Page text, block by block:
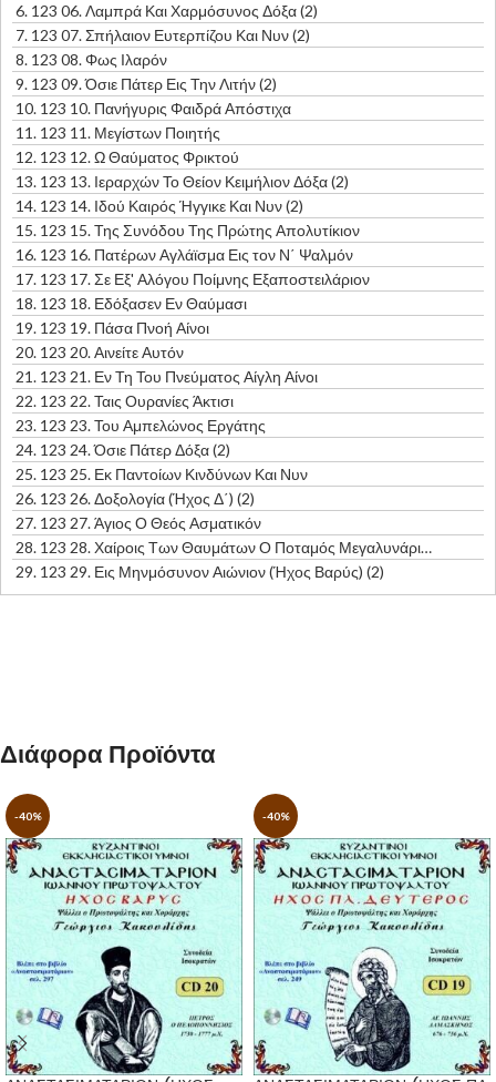
6. 123 06. Λαμπρά Και Χαρμόσυνος Δόξα (2)
7. 123 07. Σπήλαιον Ευτερπίζου Και Νυν (2)
8. 123 08. Φως Ιλαρόν
9. 123 09. Όσιε Πάτερ Εις Την Λιτήν (2)
10. 123 10. Πανήγυρις Φαιδρά Απόστιχα
11. 123 11. Μεγίστων Ποιητής
12. 123 12. Ω Θαύματος Φρικτού
13. 123 13. Ιεραρχών Το Θείον Κειμήλιον Δόξα (2)
14. 123 14. Ιδού Καιρός Ήγγικε Και Νυν (2)
15. 123 15. Της Συνόδου Της Πρώτης Απολυτίκιον
16. 123 16. Πατέρων Αγλάϊσμα Εις τον Ν΄ Ψαλμόν
17. 123 17. Σε Εξ' Αλόγου Ποίμνης Εξαποστειλάριον
18. 123 18. Εδόξασεν Εν Θαύμασι
19. 123 19. Πάσα Πνοή Αίνοι
20. 123 20. Αινείτε Αυτόν
21. 123 21. Εν Τη Του Πνεύματος Αίγλη Αίνοι
22. 123 22. Ταις Ουρανίες Άκτισι
23. 123 23. Του Αμπελώνος Εργάτης
24. 123 24. Όσιε Πάτερ Δόξα (2)
25. 123 25. Εκ Παντοίων Κινδύνων Και Νυν
26. 123 26. Δοξολογία (Ήχος Δ΄) (2)
27. 123 27. Άγιος Ο Θεός Ασματικόν
28. 123 28. Χαίροις Των Θαυμάτων Ο Ποταμός Μεγαλυνάριον
29. 123 29. Εις Μηνμόσυνον Αιώνιον (Ήχος Βαρύς) (2)
Διάφορα Προϊόντα
-40% -40%